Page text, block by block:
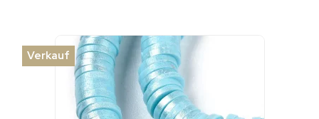
Verkauf